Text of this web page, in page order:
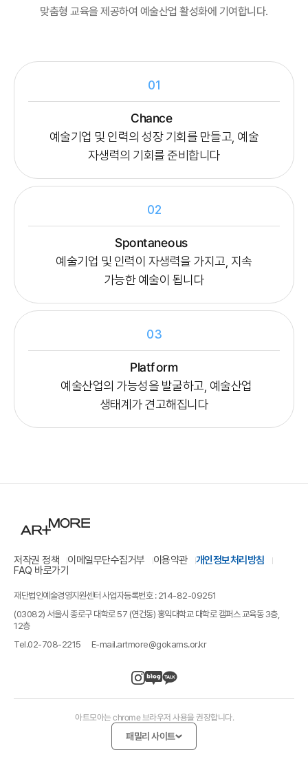
맞춤형 교육을 제공하여 예술산업 활성화에 기여합니다.
01
Chance
예술기업 및 인력의 성장 기회를 만들고, 예술
자생력의 기회를 준비합니다
02
Spontaneous
예술기업 및 인력이 자생력을 가지고, 지속
가능한 예술이 됩니다
03
Platform
예술산업의 가능성을 발굴하고, 예술산업
생태계가 견고해집니다
저작권 정책 이메일무단수집거부 이용약관
개인정보처리방침
FAQ 바로가기
재단법인예술경영지원센터 사업자등록번호 : 214-82-09251
(03082) 서울시 종로구 대학로 57 (연건동) 홍익대학교 대학로 캠퍼스 교육동 3층,
12층
Tel.02-708-2215 E-mail.artmore@gokams.or.kr
아트모아는 chrome 브라우저 사용을 권장합니다.
패밀리 사이트